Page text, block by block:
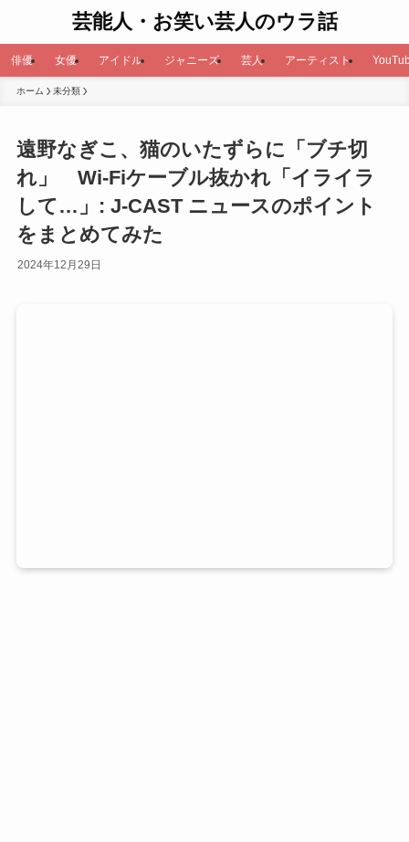
芸能人・お笑い芸人のウラ話
俳優 女優 アイドル ジャニーズ 芸人 アーティスト
ホーム 未分類
遠野なぎこ、猫のいたずらに「ブチ切
れ」 Wi-Fiケーブル抜かれ「イライラ
して…」: J-CAST ニュースのポイント
をまとめてみた
2024年12月29日